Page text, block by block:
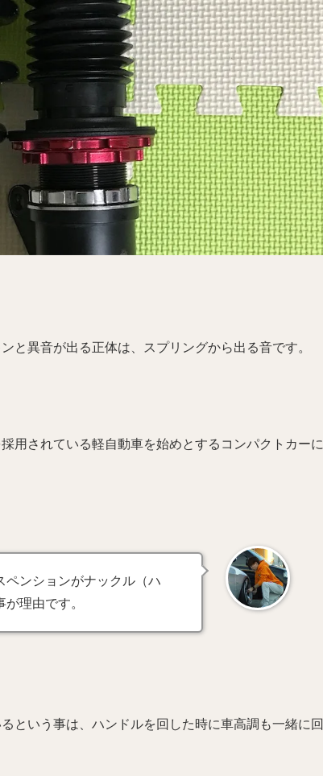
と異音が出る正体は、スプリングから出る音です。
用されている軽自動車を始めとするコンパクトカーに
ペンションがナックル（ハ
理由です。
という事は、ハンドルを回した時に車高調も一緒に回